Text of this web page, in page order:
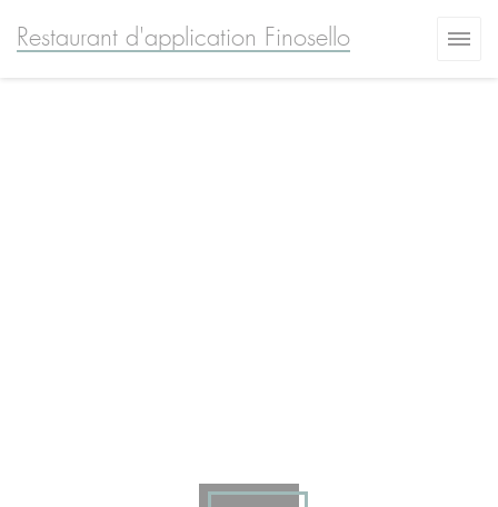
Restaurant d'application Finosello